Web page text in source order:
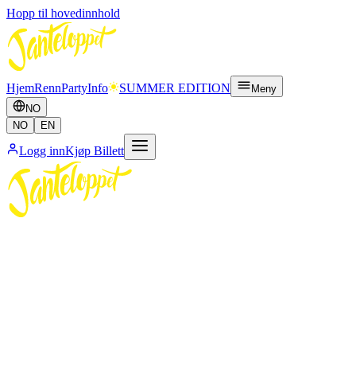
Hopp til hovedinnhold
HjemRennPartyInfo SUMMER EDITION
Meny
NO
NO
EN
Logg innKjøp Billett